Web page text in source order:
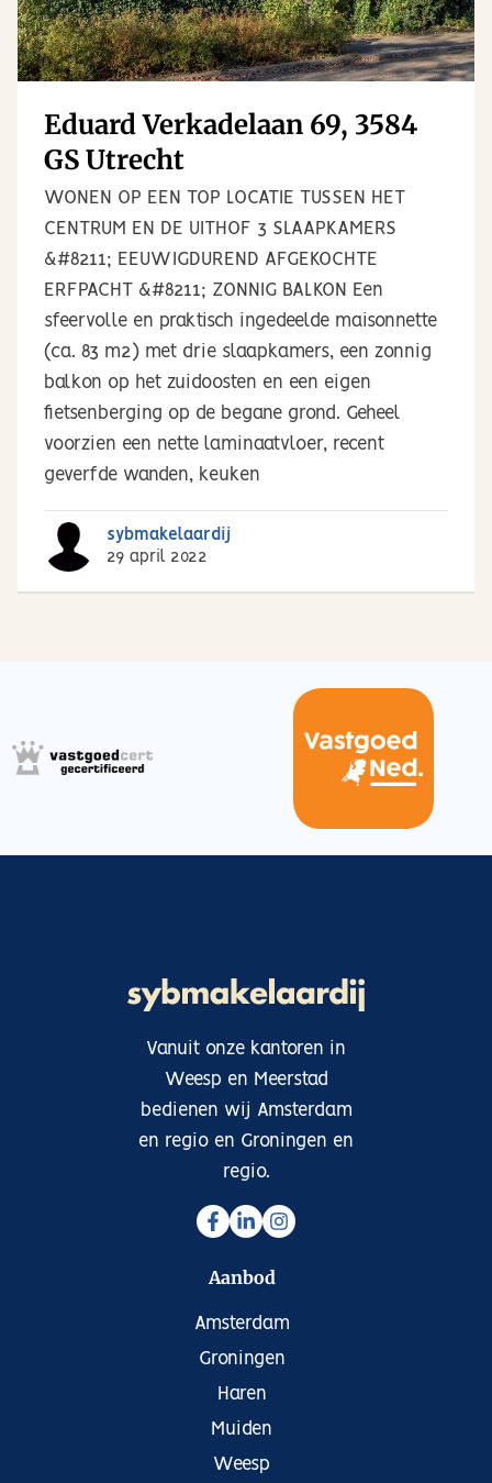
Eduard Verkadelaan 69, 3584
GS Utrecht
WONEN OP EEN TOP LOCATIE TUSSEN HET
CENTRUM EN DE UITHOF 3 SLAAPKAMERS
&#8211; EEUWIGDUREND AFGEKOCHTE
ERFPACHT &#8211; ZONNIG BALKON Een
sfeervolle en praktisch ingedeelde maisonnette
(ca. 83 m2) met drie slaapkamers, een zonnig
balkon op het zuidoosten en een eigen
fietsenberging op de begane grond. Geheel
voorzien een nette laminaatvloer, recent
geverfde wanden, keuken
sybmakelaardij
29 april 2022
Vanuit onze kantoren in
Weesp en Meerstad
bedienen wij Amsterdam
en regio en Groningen en
regio.
Aanbod
Amsterdam
Groningen
Haren
Muiden
Weesp